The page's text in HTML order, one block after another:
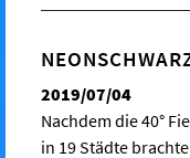
2019/07/04
Nachdem die 40°
in 19 Städte